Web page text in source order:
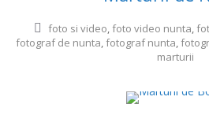
foto si video,foto video nunta,
fotograf de nunta,fotograf nunta,
marturii